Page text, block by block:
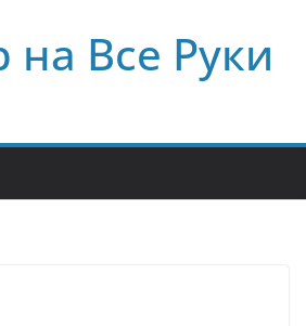
на Все Руки